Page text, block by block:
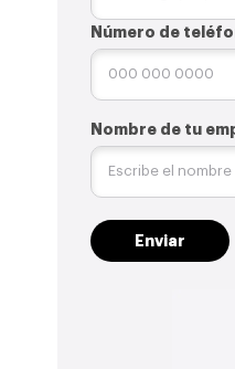
Número de
Nombre de tu